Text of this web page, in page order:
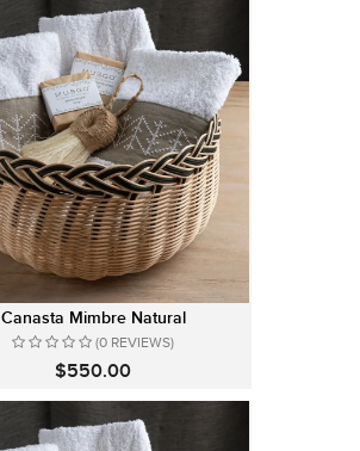
Canasta Mimbre Natural
(0 REVIEWS)
$550.00